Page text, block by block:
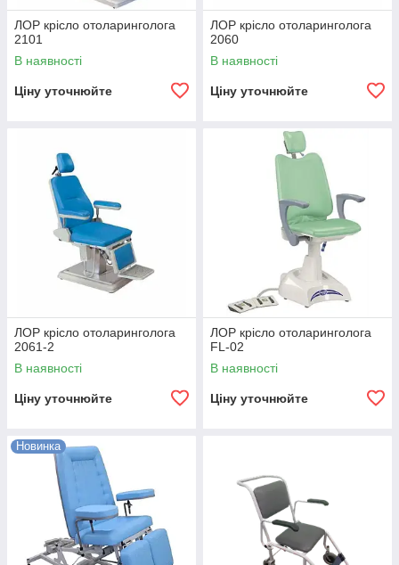
ЛОР крісло отоларинголога
2101
В наявності
Ціну уточнюйте
ЛОР крісло отоларинголога
2060
В наявності
Ціну уточнюйте
ЛОР крісло отоларинголога
2061-2
В наявності
Ціну уточнюйте
ЛОР крісло отоларинголога
FL-02
В наявності
Ціну уточнюйте
Новинка